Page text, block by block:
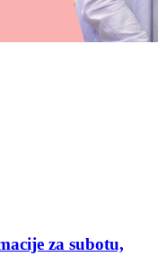
za subotu,